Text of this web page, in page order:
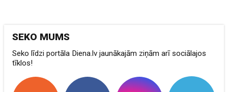
SEKO MUMS
Seko līdzi portāla Diena.lv jaunākajām ziņām arī sociālajos
tīklos!